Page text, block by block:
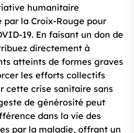
humanitaire
par la Croix-Rouge pour
19. En faisant un don de
directement à
atteints de formes graves
les efforts collectifs
cette crise sanitaire sans
de générosité peut
dans la vie des
par la maladie, offrant un